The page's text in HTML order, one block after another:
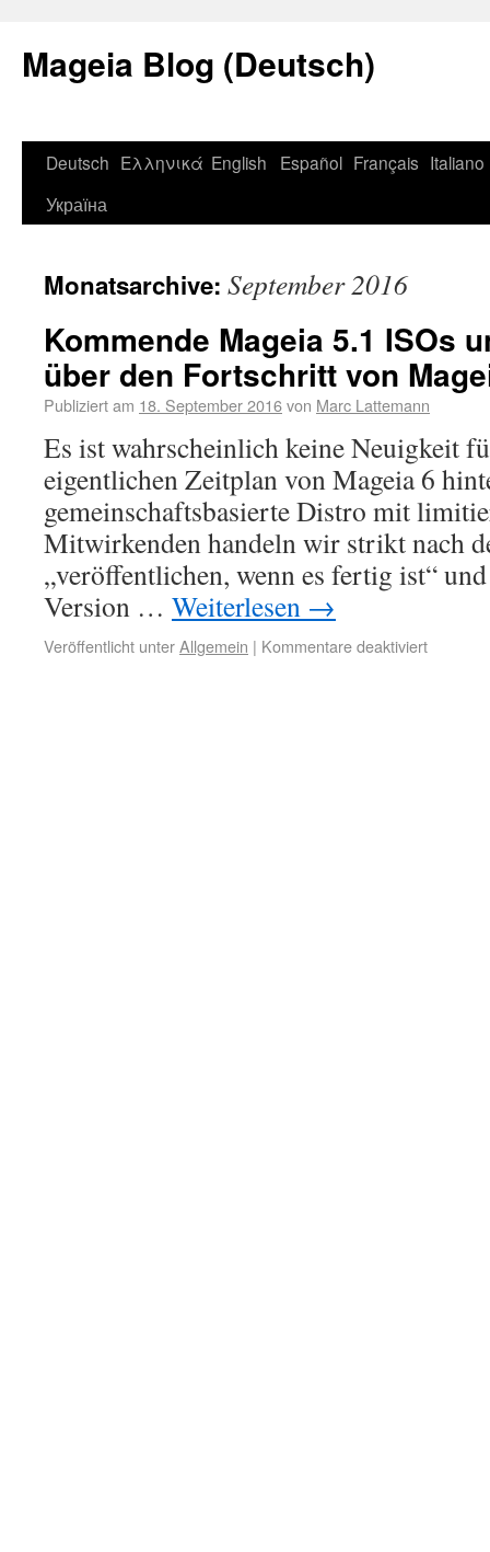
Mageia Blog (Deutsch)
Deutsch Ελληνικά English Español Français Italiano
Україна
Monatsarchive: September 2016
Kommende Mageia 5.1 ISOs
über den Fortschritt von
Publiziert am 18. September 2016von Marc Lattemann
Es ist wahrscheinlich keine Neuigkeit
eigentlichen Zeitplan von Mageia 6
gemeinschaftsbasierte Distro mit
Mitwirkenden handeln wir strikt nach
„veröffentlichen, wenn es fertig ist“
Version … Weiterlesen →
Veröffentlicht unterAllgemein | Kommentare deaktiviert